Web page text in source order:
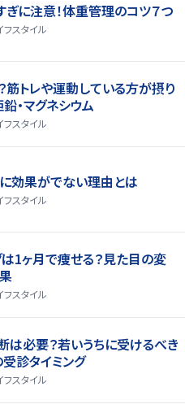
ぎに注意！体重管理のコツ７つ
フスタイル
筋トレや運動している方が摂り
・マグネシウム
フスタイル
効果がでない理由とは
フスタイル
1ヶ月で痩せる？見た目の変
フスタイル
は必要？若いうちに受けるべき
診タイミング
フスタイル